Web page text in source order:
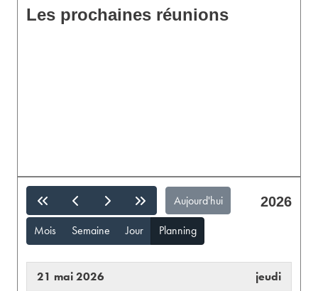
Les prochaines réunions
Aujourd'hui 2026
Mois Semaine Jour Planning
21 mai 2026
jeudi